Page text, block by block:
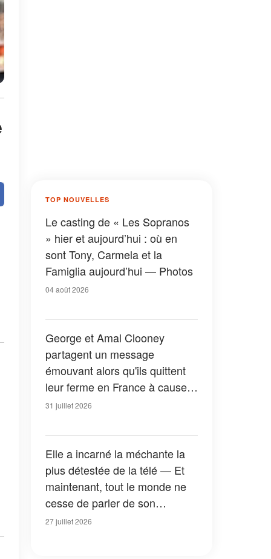
TOP NOUVELLES
Le casting de « Les Sopranos
» hier et aujourd’hui : où en
sont Tony, Carmela et la
Famiglia aujourd’hui — Photos
04 août 2026
George et Amal Clooney
partagent un message
émouvant alors qu'ils quittent
leur ferme en France à cause
des feux de forêt — Tous les
31 juillet 2026
Elle a incarné la méchante la
plus détestée de la télé — Et
maintenant, tout le monde ne
cesse de parler de son
apparition dans la nouvelle
27 juillet 2026